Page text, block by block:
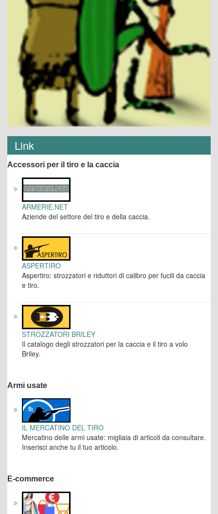
Link
Accessori per il tiro e la caccia
ARMERIE.NET
Aziende del settore del tiro e della caccia.
ASPERTIRO
Aspertiro: strozzatori e riduttori di calibro per fucili da caccia
e tiro.
STROZZATORI BRILEY
Il catalogo degli strozzatori per la caccia e il tiro a volo
Briley.
Armi usate
IL MERCATINO DEL TIRO
Mercatino delle armi usate: migliaia di articoli da consultare.
Inserisci anche tu il tuo articolo.
E-commerce